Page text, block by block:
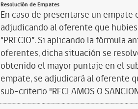
Resolución de Empates
En caso de presentarse un
adjudicando al oferente que
“PRECIO”. Si aplicando la fórmula
oferentes, dicha situación se
obtenido el mayor puntaje en el
empate, se adjudicará al oferente
sub-criterio "RECLAMOS O